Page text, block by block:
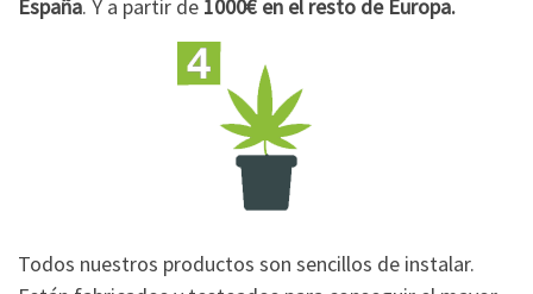
España. Y a partir de 1000€ en el resto de Europa.
Todos nuestros productos son sencillos de instalar.